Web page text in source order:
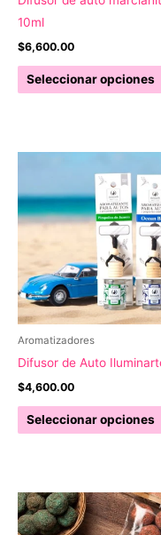
10ml
$6,600.00
Seleccionar opciones
Aromatizadores
Difusor de Auto
$4,600.00
Seleccionar opciones